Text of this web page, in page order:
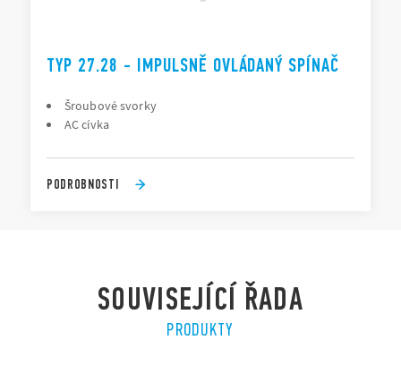
TYP 27.28 - IMPULSNĚ OVLÁDANÝ SPÍNAČ
Šroubové svorky
AC cívka
PODROBNOSTI
SOUVISEJÍCÍ ŘADA
PRODUKTY